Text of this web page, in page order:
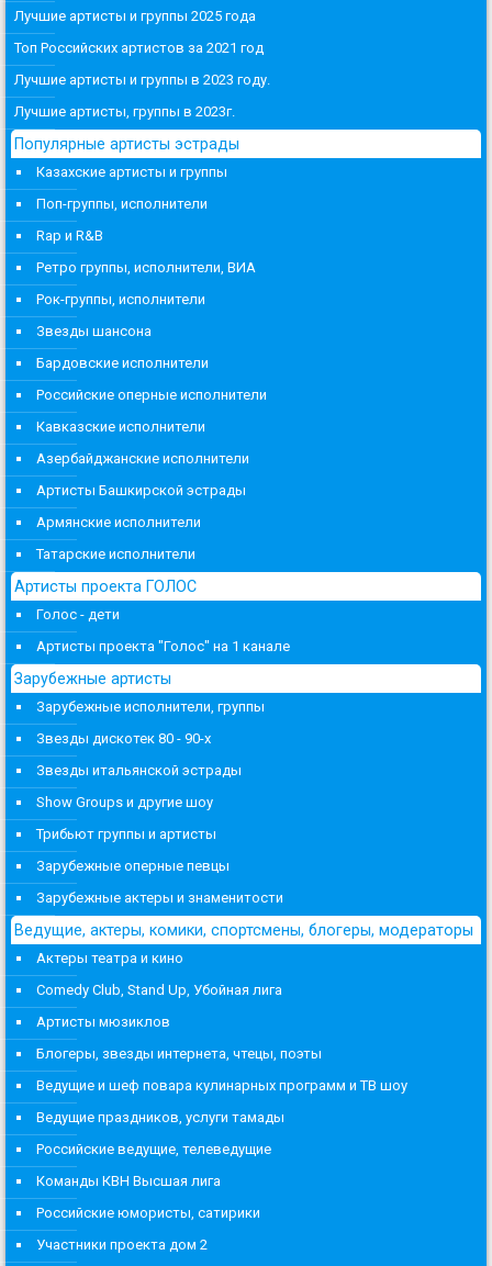
Лучшие артисты и группы 2025 года
Топ Российских артистов за 2021 год
Лучшие артисты и группы в 2023 году.
Лучшие артисты, группы в 2023г.
Популярные артисты эстрады
Казахские артисты и группы
Поп-группы, исполнители
Rap и R&B
Ретро группы, исполнители, ВИА
Рок-группы, исполнители
Звезды шансона
Бардовские исполнители
Российские оперные исполнители
Кавказские исполнители
Азербайджанские исполнители
Артисты Башкирской эстрады
Армянские исполнители
Татарские исполнители
Артисты проекта ГОЛОС
Голос - дети
Артисты проекта "Голос" на 1 канале
Зарубежные артисты
Зарубежные исполнители, группы
Звезды дискотек 80 - 90-х
Звезды итальянской эстрады
Show Groups и другие шоу
Трибьют группы и артисты
Зарубежные оперные певцы
Зарубежные актеры и знаменитости
Ведущие, актеры, комики, спортсмены, блогеры, модераторы
Актеры театра и кино
Comedy Club, Stand Up, Убойная лига
Артисты мюзиклов
Блогеры, звезды интернета, чтецы, поэты
Ведущие и шеф повара кулинарных программ и ТВ шоу
Ведущие праздников, услуги тамады
Российские ведущие, телеведущие
Команды КВН Высшая лига
Российские юмористы, сатирики
Участники проекта дом 2